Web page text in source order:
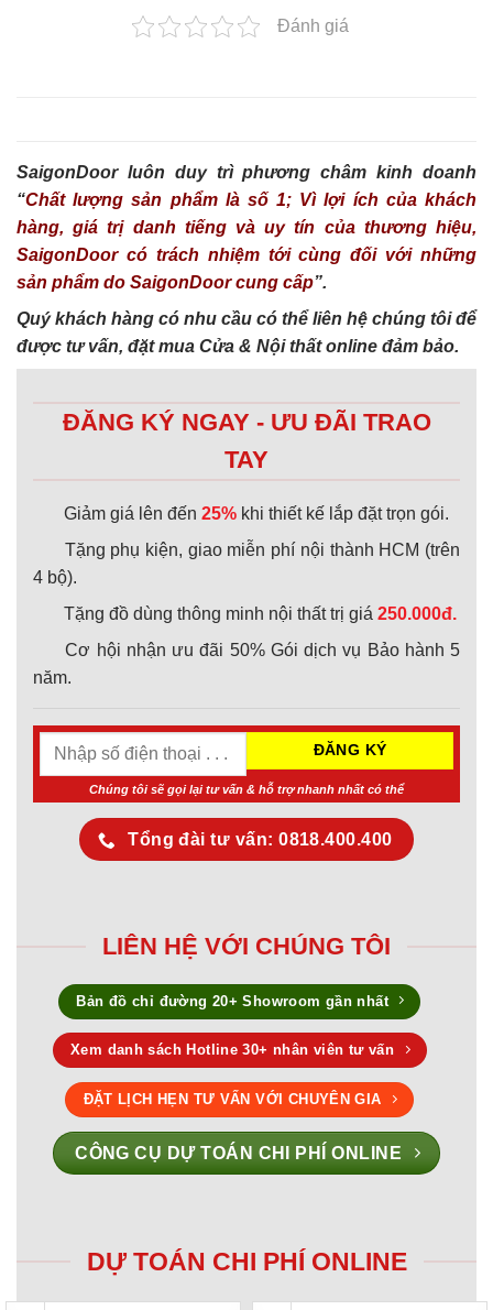
Đánh giá
SaigonDoor luôn duy trì phương châm kinh doanh
“Chất lượng sản phẩm là số 1; Vì lợi ích của khách
hàng, giá trị danh tiếng và uy tín của thương hiệu,
SaigonDoor có trách nhiệm tới cùng đối với những
sản phẩm do SaigonDoor cung cấp”.
Quý khách hàng có nhu cầu có thể liên hệ chúng tôi để
được tư vấn, đặt mua Cửa & Nội thất online đảm bảo.
ĐĂNG KÝ NGAY - ƯU ĐÃI TRAO
TAY
Giảm giá lên đến 25% khi thiết kế lắp đặt trọn gói.
Tặng phụ kiện, giao miễn phí nội thành HCM (trên
4 bộ).
Tặng đồ dùng thông minh nội thất trị giá 250.000đ.
Cơ hội nhận ưu đãi 50% Gói dịch vụ Bảo hành 5
năm.
Chúng tôi sẽ gọi lại tư vấn & hỗ trợ nhanh nhất có thể
Tổng đài tư vấn: 0818.400.400
LIÊN HỆ VỚI CHÚNG TÔI
Bản đồ chỉ đường 20+ Showroom gần nhất
Xem danh sách Hotline 30+ nhân viên tư vấn
ĐẶT LỊCH HẸN TƯ VẤN VỚI CHUYÊN GIA
CÔNG CỤ DỰ TOÁN CHI PHÍ ONLINE
DỰ TOÁN CHI PHÍ ONLINE